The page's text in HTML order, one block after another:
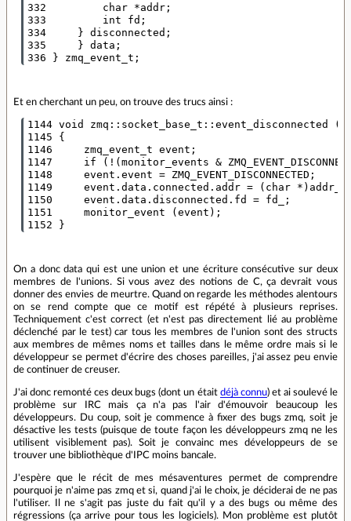
332         char *addr;
333         int fd;
334     } disconnected;
335     } data;
Et en cherchant un peu, on trouve des trucs ainsi :
1144 void zmq::socket_base_t::event_disconnected
1145 {
1146     zmq_event_t event;
1147     if (!(monitor_events &
1148     event.event = ZMQ_EVENT_DISCONNECTED;
1149     event.data.connected.addr = (char *)addr_;
1150     event.data.disconnected.fd = fd_;
1151     monitor_event (event);
On a donc data qui est une union et une écriture consécutive sur deux
membres de l'unions. Si vous avez des notions de C, ça devrait vous
donner des envies de meurtre. Quand on regarde les méthodes alentours
on se rend compte que ce motif est répété à plusieurs reprises.
Techniquement c'est correct (et n'est pas directement lié au problème
déclenché par le test) car tous les membres de l'union sont des structs
aux membres de mêmes noms et tailles dans le même ordre mais si le
développeur se permet d'écrire des choses pareilles, j'ai assez peu envie
de continuer de creuser.
J'ai donc remonté ces deux bugs (dont un était déjà connu) et ai soulevé le
problème sur IRC mais ça n'a pas l'air d'émouvoir beaucoup les
développeurs. Du coup, soit je commence à fixer des bugs zmq, soit je
désactive les tests (puisque de toute façon les développeurs zmq ne les
utilisent visiblement pas). Soit je convainc mes développeurs de se
trouver une bibliothèque d'IPC moins bancale.
J'espère que le récit de mes mésaventures permet de comprendre
pourquoi je n'aime pas zmq et si, quand j'ai le choix, je déciderai de ne pas
l'utiliser. Il ne s'agit pas juste du fait qu'il y a des bugs ou même des
régressions (ça arrive pour tous les logiciels). Mon problème est plutôt